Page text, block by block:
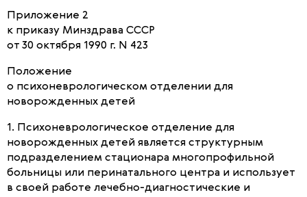
Приложение 2
к приказу Минздрава СССР
от 30 октября 1990 г. N 423
Положение
о психоневрологическом отделении для
новорожденных детей
1. Психоневрологическое отделение для
новорожденных детей является структурным
подразделением стационара многопрофильной
больницы или перинатального центра и использует
в своей работе лечебно-диагностические и